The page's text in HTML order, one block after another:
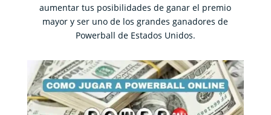
aumentar tus posibilidades de ganar el premio
mayor y ser uno de los grandes ganadores de
Powerball de Estados Unidos.